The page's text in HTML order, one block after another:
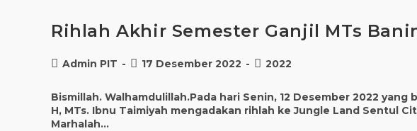
Rihlah Akhir Semester Ganjil MTs
Admin PIT 17 Desember 2022 2022
Bismillah. Walhamdulillah.Pada hari Senin, 12 Desember 2022
H, MTs. Ibnu Taimiyah mengadakan rihlah ke Jungle Land Sentul
Marhalah…